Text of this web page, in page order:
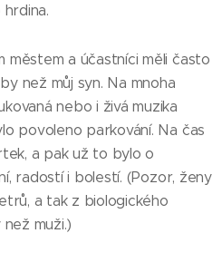
městem a účastníci měli často
než můj syn. Na mnoha
nebo i živá muzika
povoleno parkování. Na čas
a pak už to bylo o
radostí i bolestí. (Pozor, ženy
a tak z biologického
muži.)